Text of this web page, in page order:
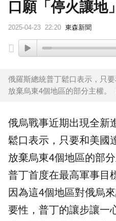
口願「停火讓地」
2025-04-23 22:20 東森新聞
俄羅斯總統普丁鬆口表示，只
放棄烏東4個地區的部分主權。
俄烏戰事近期出現全新
鬆口表示，只要和美國
放棄烏東4個地區的部分
普丁首度在最高軍事目
因為這4個地區對俄烏
要性，普丁的讓步讓一